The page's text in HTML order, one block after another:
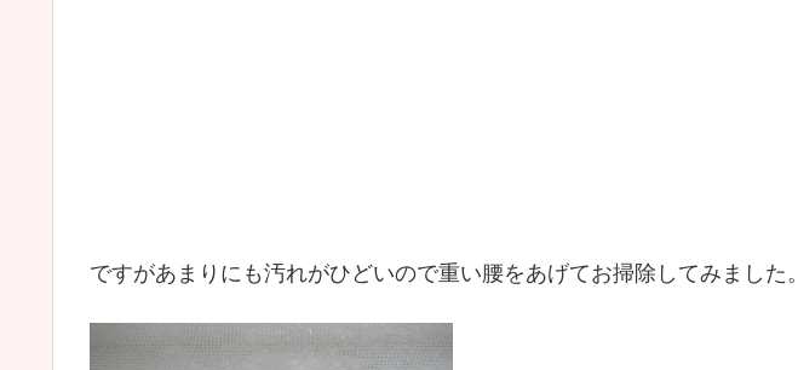
ですがあまりにも汚れがひどいので重い腰をあげてお掃除してみました。